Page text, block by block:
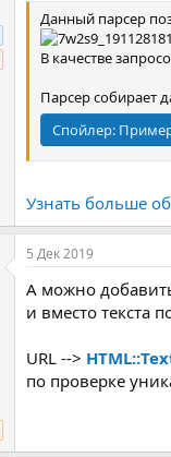
Данный парсер
В качестве
Парсер собирает
Спойлер:
Узнать больше
5 Дек 2019
А можно
и вместо текста
URL -->
по проверке